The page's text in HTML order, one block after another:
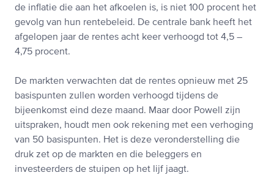
de inflatie die aan het afkoelen is, is niet 100 procent het
gevolg van hun rentebeleid. De centrale bank heeft het
afgelopen jaar de rentes acht keer verhoogd tot 4,5 –
4,75 procent.
De markten verwachten dat de rentes opnieuw met 25
basispunten zullen worden verhoogd tijdens de
bijeenkomst eind deze maand. Maar door Powell zijn
uitspraken, houdt men ook rekening met een verhoging
van 50 basispunten. Het is deze veronderstelling die
druk zet op de markten en die beleggers en
investeerders de stuipen op het lijf jaagt.